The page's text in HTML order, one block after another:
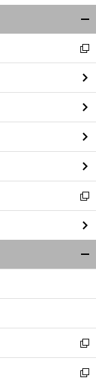
閉
る
新
し
い
ウ
ィ
ン
ド
ウ
で
開
く
新
し
い
ウ
ィ
ン
ウ
開
く
新
し
い
新